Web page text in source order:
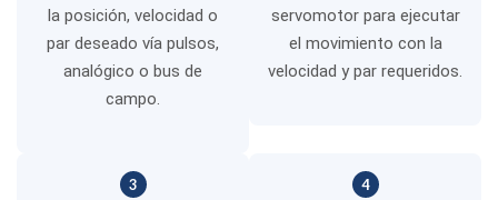
la posición, velocidad o
par deseado vía pulsos,
analógico o bus de
campo.
servomotor para ejecutar
el movimiento con la
velocidad y par requeridos.
3 4